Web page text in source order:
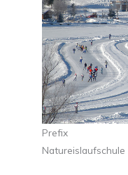
Prefix
Natureislaufschule